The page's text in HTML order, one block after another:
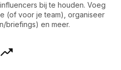
bij te houden. Voeg
(of voor je team), organiseer
briefings) en meer.